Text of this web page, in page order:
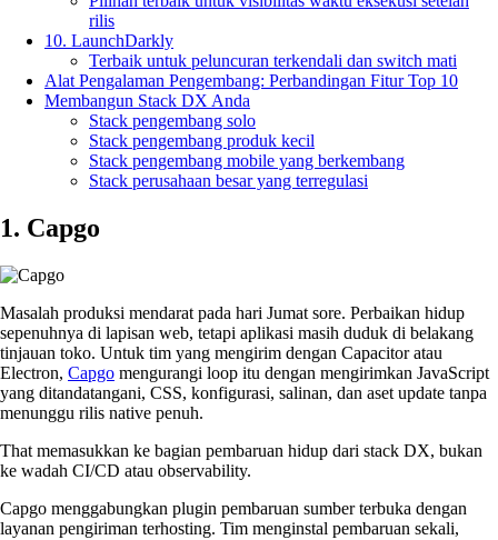
rilis
10. LaunchDarkly
Terbaik untuk peluncuran terkendali dan switch mati
Alat Pengalaman Pengembang: Perbandingan Fitur Top 10
Membangun Stack DX Anda
Stack pengembang solo
Stack pengembang produk kecil
Stack pengembang mobile yang berkembang
Stack perusahaan besar yang terregulasi
1. Capgo
Masalah produksi mendarat pada hari Jumat sore. Perbaikan hidup
sepenuhnya di lapisan web, tetapi aplikasi masih duduk di belakang
tinjauan toko. Untuk tim yang mengirim dengan Capacitor atau
Electron, Capgo mengurangi loop itu dengan mengirimkan JavaScript
yang ditandatangani, CSS, konfigurasi, salinan, dan aset update tanpa
menunggu rilis native penuh.
That memasukkan ke bagian pembaruan hidup dari stack DX, bukan
ke wadah CI/CD atau observability.
Capgo menggabungkan plugin pembaruan sumber terbuka dengan
layanan pengiriman terhosting. Tim menginstal pembaruan sekali,